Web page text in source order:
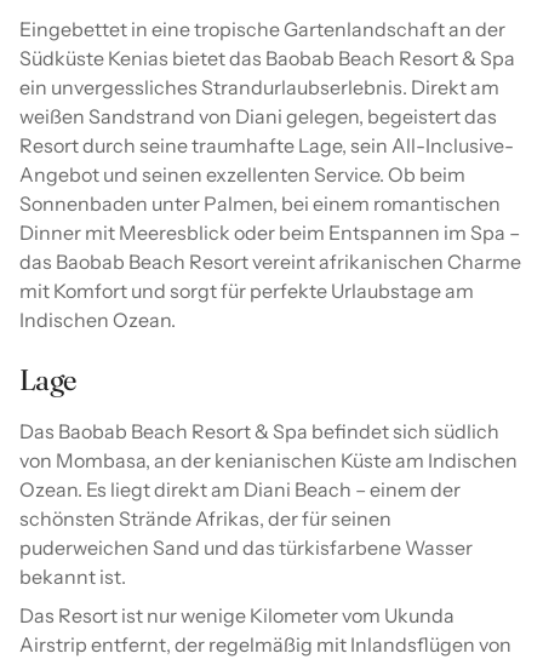
Eingebettet in eine tropische Gartenlandschaft an der
Südküste Kenias bietet das Baobab Beach Resort & Spa
ein unvergessliches Strandurlaubserlebnis. Direkt am
weißen Sandstrand von Diani gelegen, begeistert das
Resort durch seine traumhafte Lage, sein All-Inclusive-
Angebot und seinen exzellenten Service. Ob beim
Sonnenbaden unter Palmen, bei einem romantischen
Dinner mit Meeresblick oder beim Entspannen im Spa –
das Baobab Beach Resort vereint afrikanischen Charme
mit Komfort und sorgt für perfekte Urlaubstage am
Indischen Ozean.
Lage
Das Baobab Beach Resort & Spa befindet sich südlich
von Mombasa, an der kenianischen Küste am Indischen
Ozean. Es liegt direkt am Diani Beach – einem der
schönsten Strände Afrikas, der für seinen
puderweichen Sand und das türkisfarbene Wasser
bekannt ist.
Das Resort ist nur wenige Kilometer vom Ukunda
Airstrip entfernt, der regelmäßig mit Inlandsflügen von